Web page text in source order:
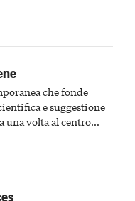
che fonde
e suggestione
una volta al centro
del passato astigiano